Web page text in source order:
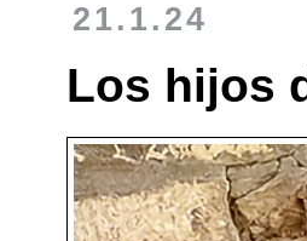
21.1.24
Los hijos